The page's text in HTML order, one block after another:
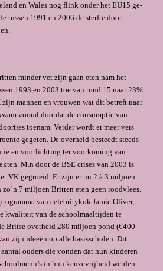
en Wales nog flink onder het EU15 ge­
tussen 1991 en 2006 de sterfte door
minder vet zijn gaan eten nam het
1993 en 2003 toe van rond 15 naar 23%
mannen en vrouwen wat dit betreft naar
vooral doordat de con­sumptie van
toenam. Verder wordt er meer vers
gegeten. De overheid besteedt steeds
en voorlichting ter voorkoming van
M.n door de BSE crises van 2003 is
VK ge­groeid. Er zijn er nu 2 à 3 miljoen
7 miljoen Britten eten geen roodvlees.
van celebritykok Jamie Oliver,
kwaliteit van de schoolmaaltijden te
Britse overheid 280 miljoen pond (€400
zijn ideeën op alle basisscholen. Dit
ouders die vonden dat hun kinderen
in hun keuzevrijheid werden